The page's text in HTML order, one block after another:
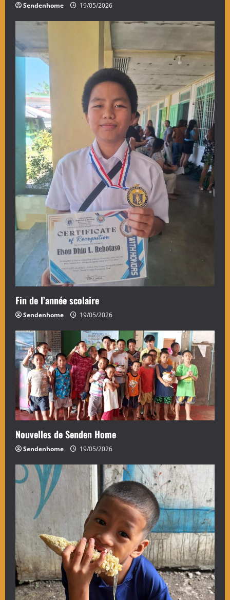
Sendenhome 19/05/2026
Fin de l’année scolaire
Sendenhome 19/05/2026
Nouvelles de Senden Home
Sendenhome 19/05/2026